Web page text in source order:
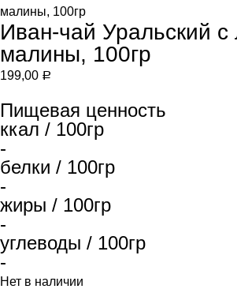
малины, 100гр
Иван-чай Уральский с
малины, 100гр
199,00 Р
Пищевая ценность
ккал / 100гр
-
белки / 100гр
-
жиры / 100гр
-
углеводы / 100гр
-
Нет в наличии